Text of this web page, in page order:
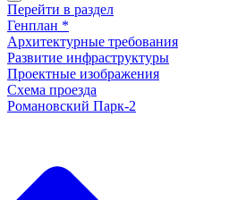
Перейти в раздел
Генплан *
Архитектурные требования
Развитие инфраструктуры
Проектные изображения
Схема проезда
Романовский Парк-2